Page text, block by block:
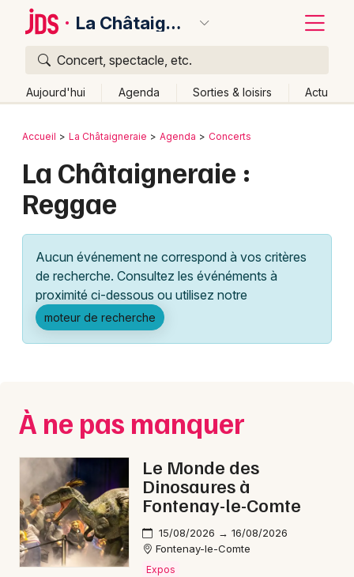
La Châtaigneraie
Concert, spectacle, etc.
Aujourd'hui Agenda Sorties & loisirs Actu
Publier un événement
Grands événements
Activité & Expérience
Manifestations
Foires & salons
Concerts
Sports
Soirées
Sorties famille
Bordeaux
Colmar
Lille
Lyon
Marseille
Mulhouse
Nice
Paris
Strasbourg
Toulouse
Toutes les villes
Retour
Accueil La Châtaigneraie Agenda Concerts
La Châtaigneraie :
Reggae
Aucun événement ne correspond à vos critères
de recherche. Consultez les événéments à
proximité ci-dessous ou utilisez notre
moteur de recherche
À ne pas manquer
Le Monde des
Dinosaures à
Fontenay-le-Comte
15/08/2026 → 16/08/2026
Fontenay-le-Comte
Expos
Quoi ?
Où ?
Pays de la Loire
Partout Près de moi
Quand ?
Aujourd'hui
Demain Ce week-end Autre